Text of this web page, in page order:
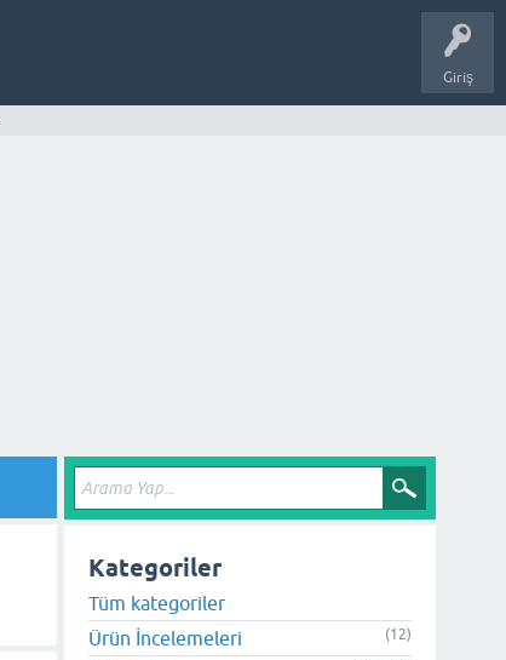
Giriş
Kategoriler
Tüm kategoriler
Ürün İncelemeleri
(12)